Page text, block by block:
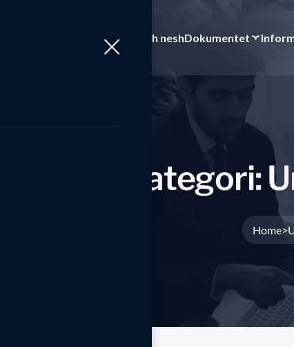
Ballina Rreth neshDokumentet
ategori:U
Home>